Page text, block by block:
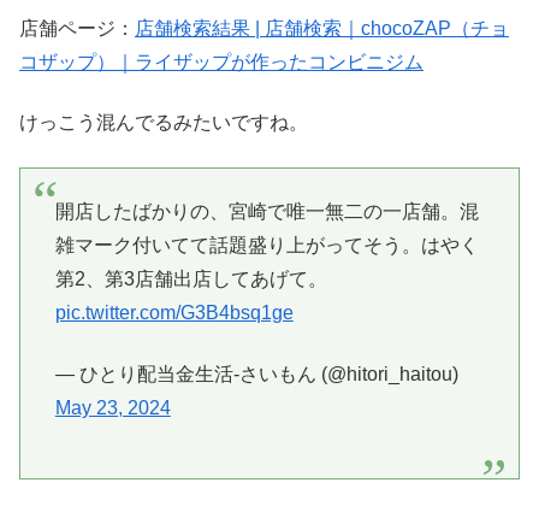
店舗ページ： 店舗検索結果 | 店舗検索｜chocoZAP（チョ
コザップ）｜ライザップが作ったコンビニジム
けっこう混んでるみたいですね。
開店したばかりの、宮崎で唯一無二の一店舗。混
雑マーク付いてて話題盛り上がってそう。はやく
第2、第3店舗出店してあげて。
pic.twitter.com/G3B4bsq1ge
— ひとり配当金生活-さいもん (@hitori_haitou)
May 23, 2024